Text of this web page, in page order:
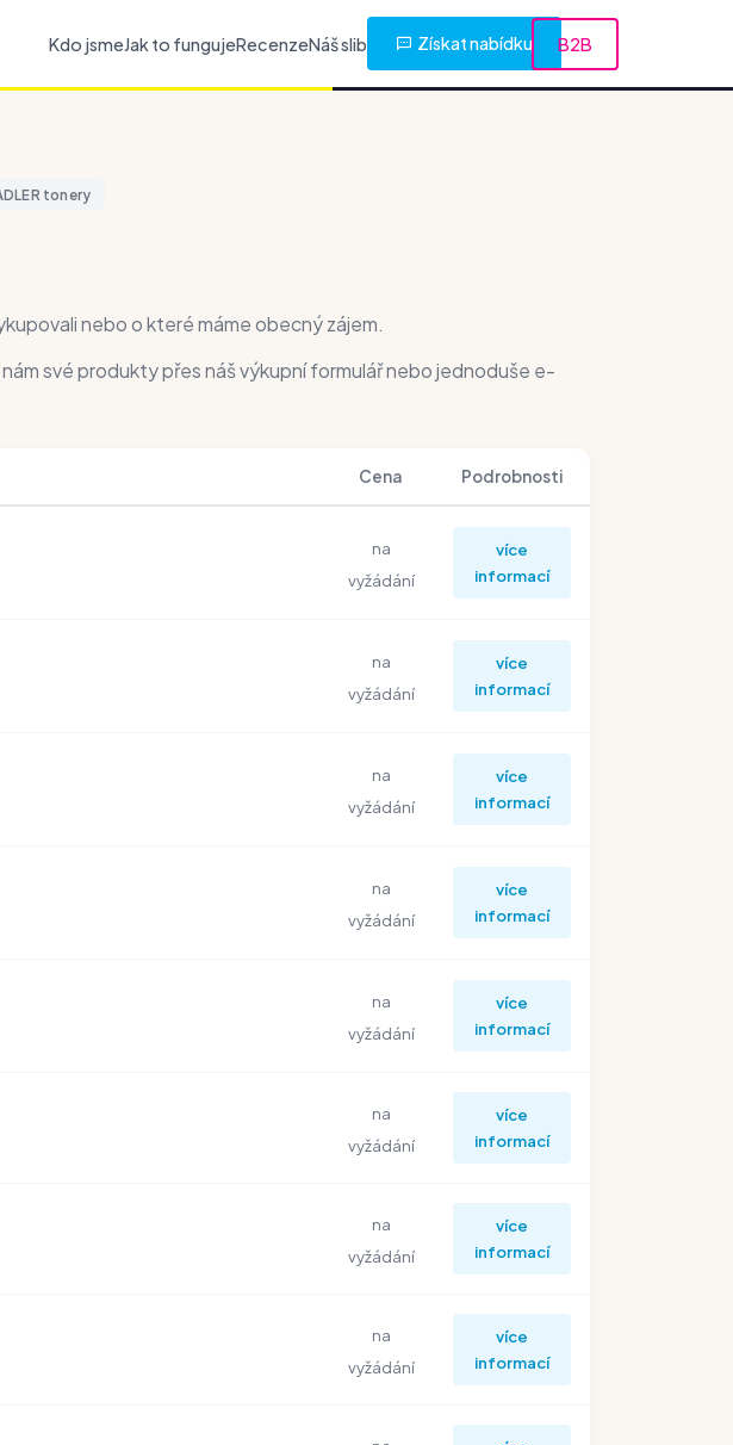
Kdo jsmeJak to fungujeRecenzeNáš slib Získat nabídku B2B
tonery
nebo o které máme obecný zájem.
své produkty přes náš výkupní formulář nebo jednoduše e-
Cena Podrobnosti
na
vyžádání
více
informací
na
vyžádání
více
informací
na
vyžádání
více
informací
na
vyžádání
více
informací
na
vyžádání
více
informací
na
vyžádání
více
informací
na
vyžádání
více
informací
na
vyžádání
více
informací